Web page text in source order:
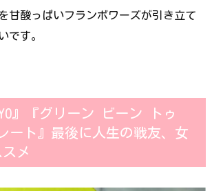
甘酸っぱいフランボワーズが引き立て
です。
』『グリーン ビーン トゥ
ート』最後に人生の戦友、女
メ